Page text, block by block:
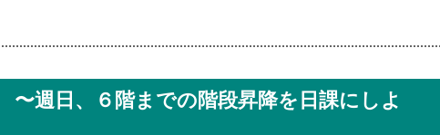
週日、６階までの階段昇降を日課にしよ